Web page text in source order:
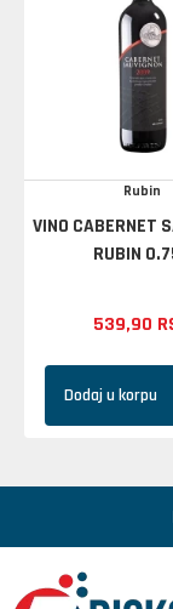
Rubin
VINO CABERNET
RUBIN
539,90
Dodaj u korpu